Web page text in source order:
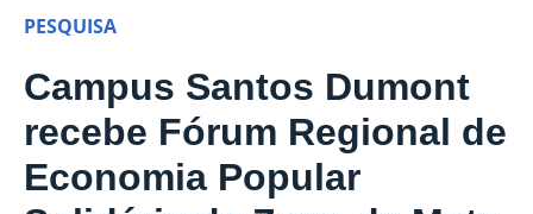
PESQUISA
Campus Santos Dumont
recebe Fórum Regional de
Economia Popular